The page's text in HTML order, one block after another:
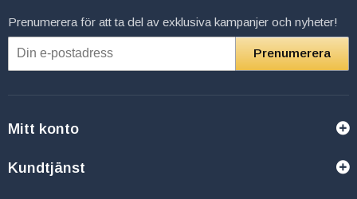
Prenumerera för att ta del av exklusiva kampanjer och nyheter!
Prenumerera
Mitt konto
Kundtjänst